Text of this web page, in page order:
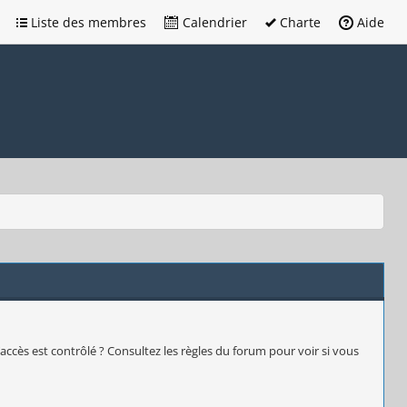
Liste des membres Calendrier Charte Aide
est contrôlé ? Consultez les règles du forum pour voir si vous